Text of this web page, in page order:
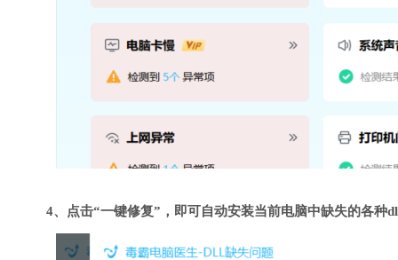
4、点击“一键修复”，即可自动安装当前电脑中缺失的各种